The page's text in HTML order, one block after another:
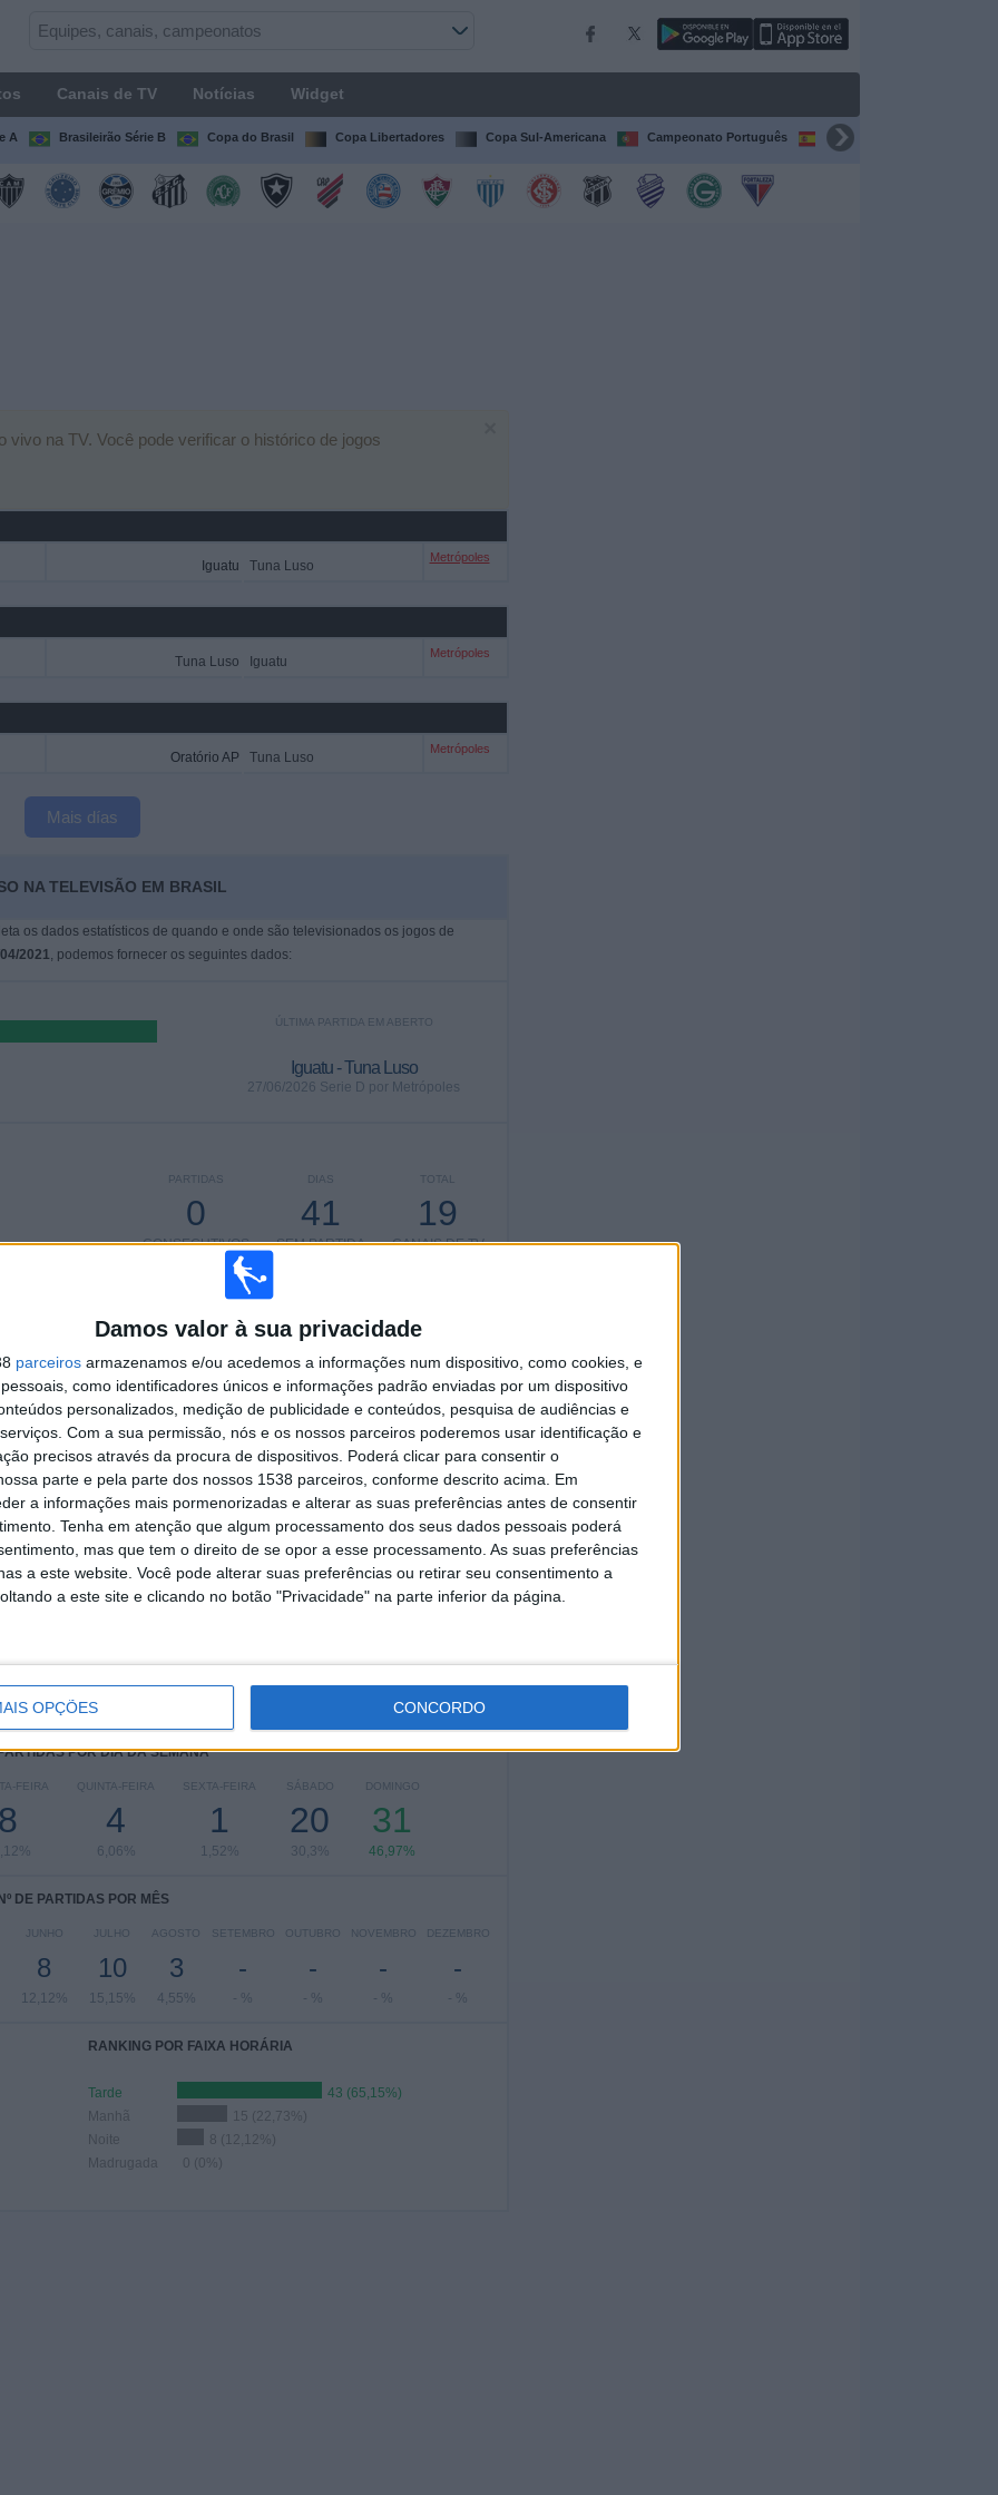
Damos valor à sua privacidade
parceiros armazenamos e/ou acedemos a informações num dispositivo, como cookies, e
como identificadores únicos e informações padrão enviadas por um dispositivo
personalizados, medição de publicidade e conteúdos, pesquisa de audiências e
Com a sua permissão, nós e os nossos parceiros poderemos usar identificação e
precisos através da procura de dispositivos. Poderá clicar para consentir o
parte e pela parte dos nossos 1538 parceiros, conforme descrito acima. Em
a informações mais pormenorizadas e alterar as suas preferências antes de consentir
Tenha em atenção que algum processamento dos seus dados pessoais poderá
mas que tem o direito de se opor a esse processamento. As suas preferências
a este website. Você pode alterar suas preferências ou retirar seu consentimento a
a este site e clicando no botão "Privacidade" na parte inferior da página.
OPÇÕES CONCORDO
Canais de TV Notícias Widget
A Brasileirão Série B Copa do Brasil Copa Libertadores Copa Sul-Americana Campeonato Português Campeonato Espanhol
vivo na TV. Você pode verificar o histórico de jogos
Iguatu Tuna Luso
Metrópoles
Tuna Luso Iguatu
Metrópoles
Oratório AP Tuna Luso
Metrópoles
Mais días
NA TELEVISÃO EM BRASIL
os dados estatísticos de quando e onde são televisionados os jogos de
2021, podemos fornecer os seguintes dados:
ÚLTIMA PARTIDA EM ABERTO
Iguatu - Tuna Luso
27/06/2026 Serie D por Metrópoles
TOTAL
19
CANAIS DE TV
DIAS
41
SEM PARTIDA
PARTIDAS
0
CONSECUTIVOS
TOTAL
29
RIVAIS
MÁXIMO
9
VS Paysandu
TOTAL
3
COMPETIÇÕES
RANKING POR COMPETIÇÕES
Campeonato Paraense
31 (46,97%)
Serie D
31 (46,97%)
POR DIA DA SEMANA
FEIRA
8
QUINTA-FEIRA
4
6,06%
SEXTA-FEIRA
1
1,52%
SÁBADO
20
30,3%
DOMINGO
31
46,97%
Nº DE PARTIDAS POR MÊS
JUNHO
8
12,12%
JULHO
10
15,15%
AGOSTO
3
4,55%
SETEMBRO
-
- %
OUTUBRO
-
- %
NOVEMBRO
-
- %
DEZEMBRO
-
- %
RANKING POR FAIXA HORÁRIA
Tarde
43 (65,15%)
Manhã
15 (22,73%)
Noite
8 (12,12%)
Madrugada
0 (0%)